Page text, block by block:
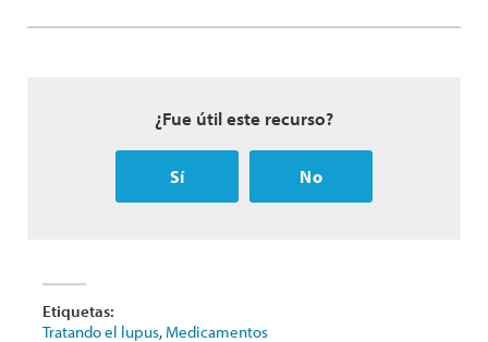
¿Fue útil este recurso?
Sí No
Etiquetas:
Tratando el lupus, Medicamentos